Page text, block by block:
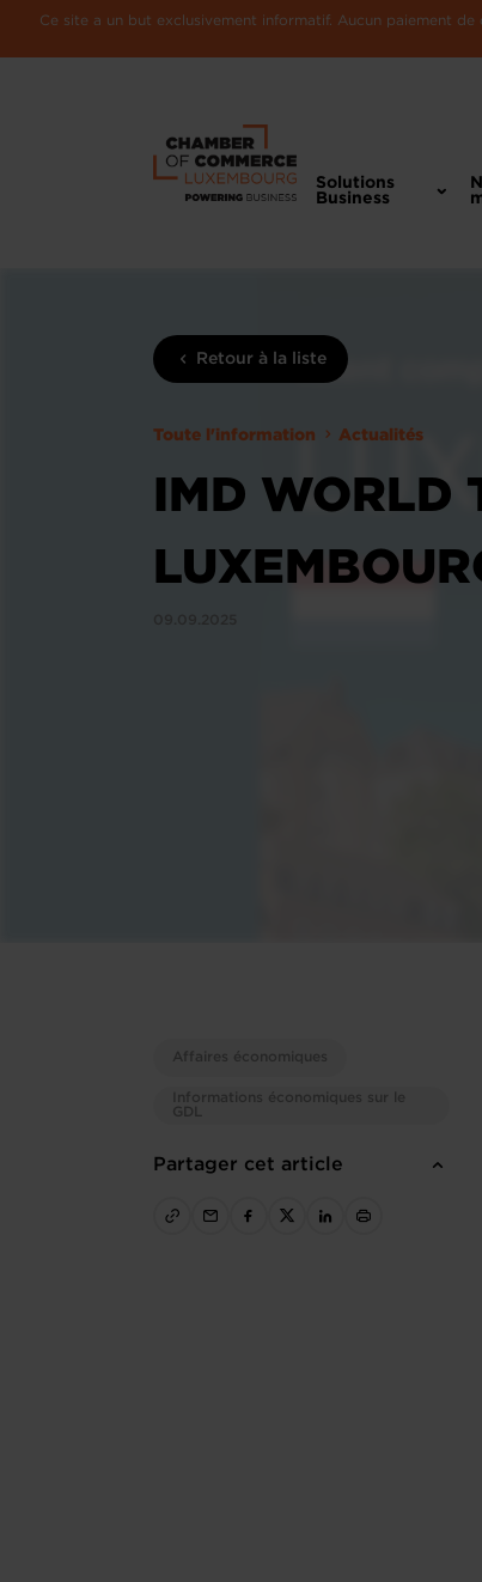
Ce site a un but exclusivement informatif. Aucun paiement
Solutions
Business
Retour à la liste
Toute l'information Actualités
IMD WORLD
Affaires économiques
Informations économiques sur le
GDL
Partager cet article